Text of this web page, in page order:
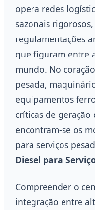
opera redes
sazonais
regulamentações
que figuram entre
mundo. No
pesada,
equipamentos
críticas de
encontram-se os
para serviços
Diesel para
Compreender o
integração entre